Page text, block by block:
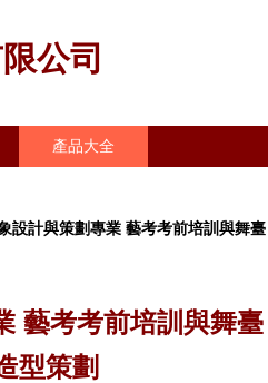
公司
產品大全
設計與策劃專業 藝考考前培訓與舞臺
藝考考前培訓與舞臺
型策劃